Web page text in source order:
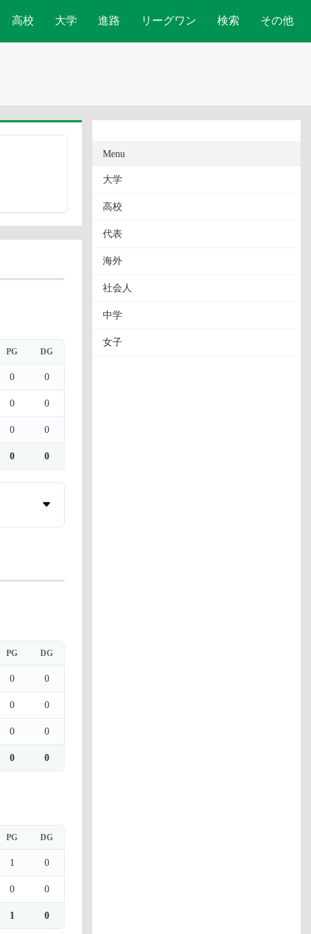
高校 大学 進路 リーグワン 検索 その他
PG DG
0 0
0 0
0 0
0 0
PG DG
0 0
0 0
0 0
0 0
PG DG
1 0
0 0
1 0
Menu
大学
高校
代表
海外
社会人
中学
女子